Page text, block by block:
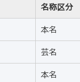
名称区分
本名
芸名
本名